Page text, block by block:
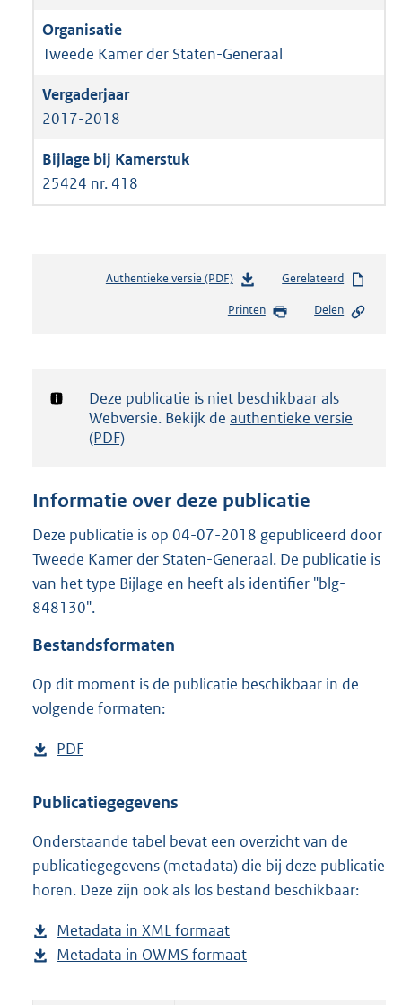
Tweede Kamer der Staten-Generaal
2017-2018
25424 nr. 418
Authentieke versie (PDF)b
s
d
g
t
e
:
2
Gerelateerd
Printen Delen
Notificatie:
Deze publicatie is niet beschikbaar als
Webversie. Bekijk de authentieke versie
(PDF)
Informatie over deze publicatie
Deze publicatie is op 04-07-2018 gepubliceerd door
Tweede Kamer der Staten-Generaal. De publicatie is
van het type Bijlage en heeft als identifier "blg-
848130".
Bestandsformaten
Op dit moment is de publicatie beschikbaar in de
volgende formaten:
D
w
l
o
a
p
u
PDF
s
a
n
d
g
r
Publicatiegegevens
Onderstaande tabel bevat een overzicht van de
publicatiegegevens (metadata) die bij deze publicatie
horen. Deze zijn ook als los bestand beschikbaar:
Metadata in XML formaat
e
Metadata in OWMS formaat